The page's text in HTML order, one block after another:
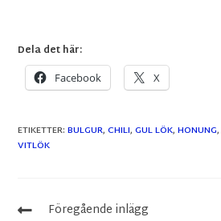
Dela det här:
Facebook X
ETIKETTER:BULGUR, CHILI, GUL LÖK, HONUNG,
VITLÖK
Föregående inlägg